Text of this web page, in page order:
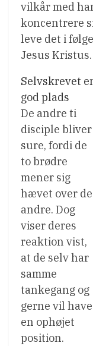
vilkår med
koncentrere
leve det i
Jesus Kristus.
Selvskrevet
god plads
De andre ti
disciple bliver
sure, fordi de
to brødre
mener sig
hævet over de
andre. Dog
viser deres
reaktion vist,
at de selv har
samme
tankegang og
gerne vil have
en ophøjet
position.